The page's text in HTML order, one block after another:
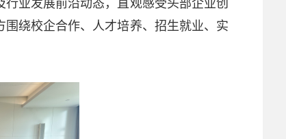
业发展前沿动态，直观感受头部企业创
绕校企合作、人才培养、招生就业、实